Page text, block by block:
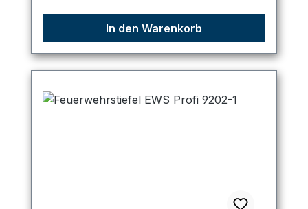
In den Warenkorb